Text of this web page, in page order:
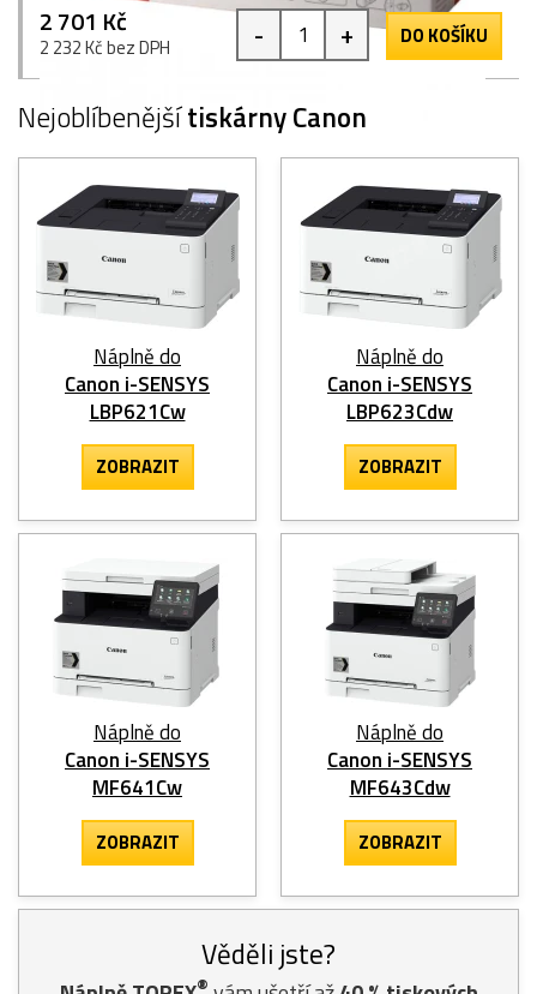
2 701 Kč
2 232 Kč bez DPH - + DO KOŠÍKU
Nejoblíbenějšítiskárny Canon
Náplně do
Canon i-SENSYS
LBP621Cw
ZOBRAZIT
Náplně do
Canon i-SENSYS
LBP623Cdw
ZOBRAZIT
Náplně do
Canon i-SENSYS
MF641Cw
ZOBRAZIT
Náplně do
Canon i-SENSYS
MF643Cdw
ZOBRAZIT
Věděli jste?
®